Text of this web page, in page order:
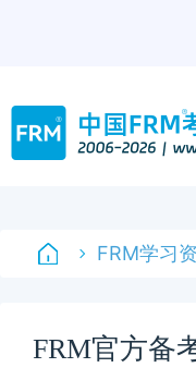
FRM学习
FRM官方备